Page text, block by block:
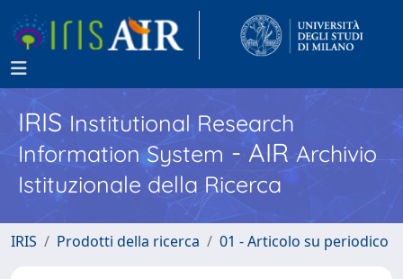
IRISInstitutional Research
Information System - AIR Archivio
Istituzionale della Ricerca
IRIS Prodotti della ricerca 01 - Articolo su periodico